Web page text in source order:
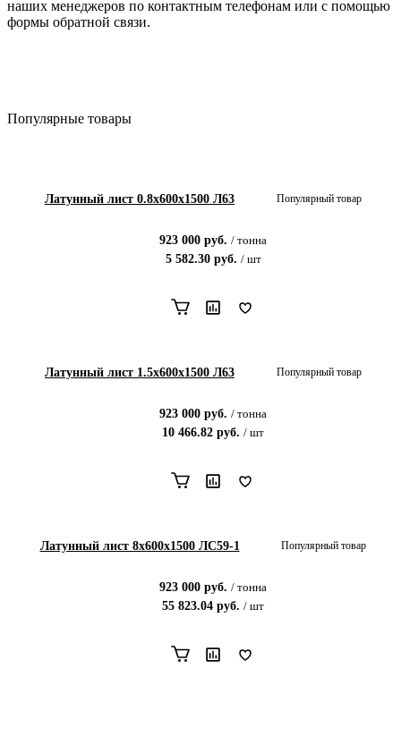
наших менеджеров по контактным телефонам или с помощью
формы обратной связи.
Популярные товары
Латунный лист 0.8x600x1500 Л63 Популярный товар
923 000 руб. / тонна
5 582.30руб. / шт
Латунный лист 1.5x600x1500 Л63 Популярный товар
923 000 руб. / тонна
10 466.82 руб. / шт
Латунный лист 8x600x1500 ЛС59-1 Популярный товар
923 000 руб. / тонна
55 823.04 руб. / шт